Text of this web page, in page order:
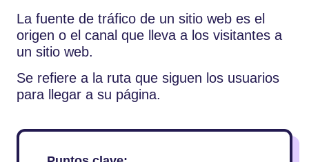
La fuente de tráfico de un sitio web es el
origen o el canal que lleva a los visitantes a
un sitio web.
Se refiere a la ruta que siguen los usuarios
para llegar a su página.